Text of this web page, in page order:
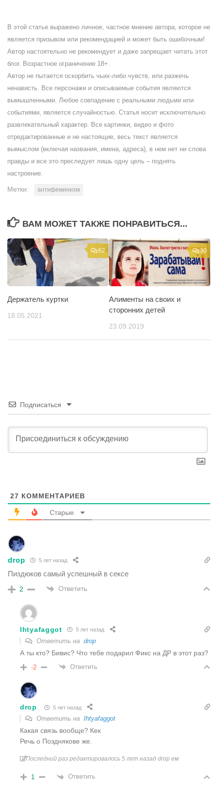
В этой статье выражено личное, частное мнение автора, которое не
является призывом или рекомендацией и может быть ошибочным!
Автор настоятельно не рекомендует и даже запрещает читать этот
блог. Возрастное ограничение 18+.
Автор не пытается оскорбить чьих-либо чувств, или разжечь
ненависть. Все персонажи и описываемые события являются
вымышленными. Любое совпадение с реальными людьми или
событиями, является случайностью. Статья носит исключительно
развлекательный характер. Все картинки, видео и фото
отредактированные и не настоящие, весь текст является
вымыслом (включая названия, имена, адреса), в нем нет ни слова
правды и все это преследует лишь одну цель – поднять
настроение.
Метки: антифеминизм
ВАМ МОЖЕТ ТАКЖЕ ПОНРАВИТЬСЯ...
62
Держатель куртки
18.05.2021
30
Алименты на своих и
сторонних детей
23.09.2019
Подписаться
27 КОММЕНТАРИЕВ
Старые
drop 5 лет назад
Пиздюков самый успешный в сексе
2 Ответить
Ihtyafaggot 5 лет назад
Ответить на drop
А ты кто? Бивис? Что тебе подарил Фикс на ДР в этот раз?
-2 Ответить
drop 5 лет назад
Ответить на Ihtyafaggot
Какая связь вообще? Кек
Речь о Позднякове же.
Последний раз редактировалось 5 лет назад drop ем
1 Ответить